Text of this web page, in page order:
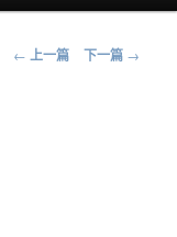
文
← 上一篇 下一篇 →